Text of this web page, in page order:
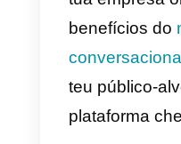
para as
,
interagir